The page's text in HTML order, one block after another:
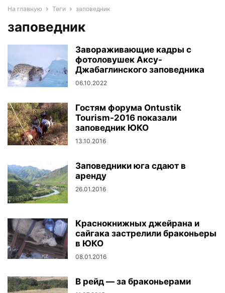
На главную Теги заповедник
заповедник
Завораживающие кадры с
фотоловушек Аксу-
Джабаглинского заповедника
06.10.2022
Гостям форума Ontustik
Tourism-2016 показали
заповедник ЮКО
13.10.2016
Заповедники юга сдают в
аренду
26.01.2016
Краснокнижных джейрана и
сайгака застрелили браконьеры
в ЮКО
08.01.2016
В рейд — за браконьерами